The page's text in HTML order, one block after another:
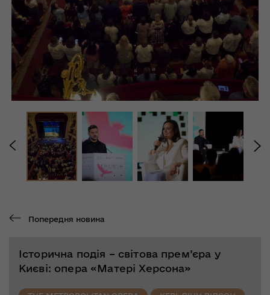
Попередня новина
Історична подія – світова прем’єра у
Києві: опера «Матері Херсона»